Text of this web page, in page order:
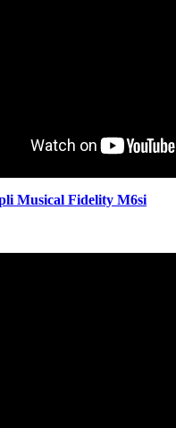
Musical Fidelity M6si